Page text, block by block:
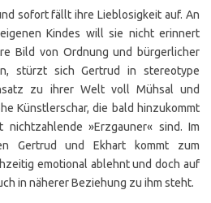
sofort fällt ihre Lieblosigkeit auf. An
Kindes will sie nicht erinnert
Bild von Ordnung und bürgerlicher
stürzt sich Gertrud in stereotype
zu ihrer Welt voll Mühsal und
Künstlerschar, die bald hinzukommt
nichtzahlende »Erzgauner« sind. Im
Gertrud und Ekhart kommt zum
emotional ablehnt und doch auf
in näherer Beziehung zu ihm steht.